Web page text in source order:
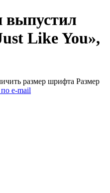
выпустил
Like You»,
размер шрифта Размер
e-mail